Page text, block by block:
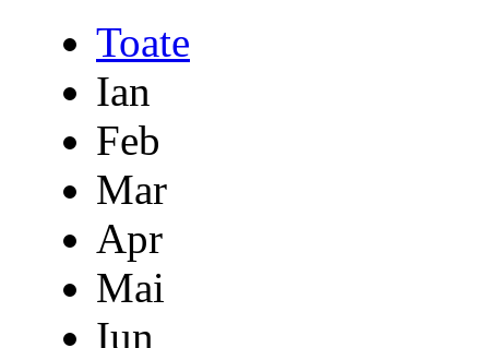
Toate
Ian
Feb
Mar
Apr
Mai
Iun